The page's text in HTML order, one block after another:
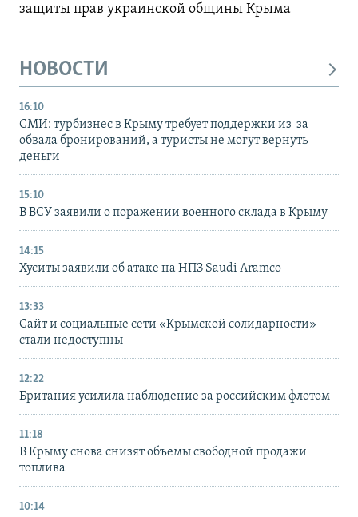
защиты прав украинской общины Крыма
НОВОСТИ
16:10
СМИ: турбизнес в Крыму требует поддержки из-за
обвала бронирований, а туристы не могут вернуть
деньги
15:10
В ВСУ заявили о поражении военного склада в Крыму
14:15
Хуситы заявили об атаке на НПЗ Saudi Aramco
13:33
Сайт и социальные сети «Крымской солидарности»
стали недоступны
12:22
Британия усилила наблюдение за российским флотом
11:18
В Крыму снова снизят объемы свободной продажи
топлива
10:14